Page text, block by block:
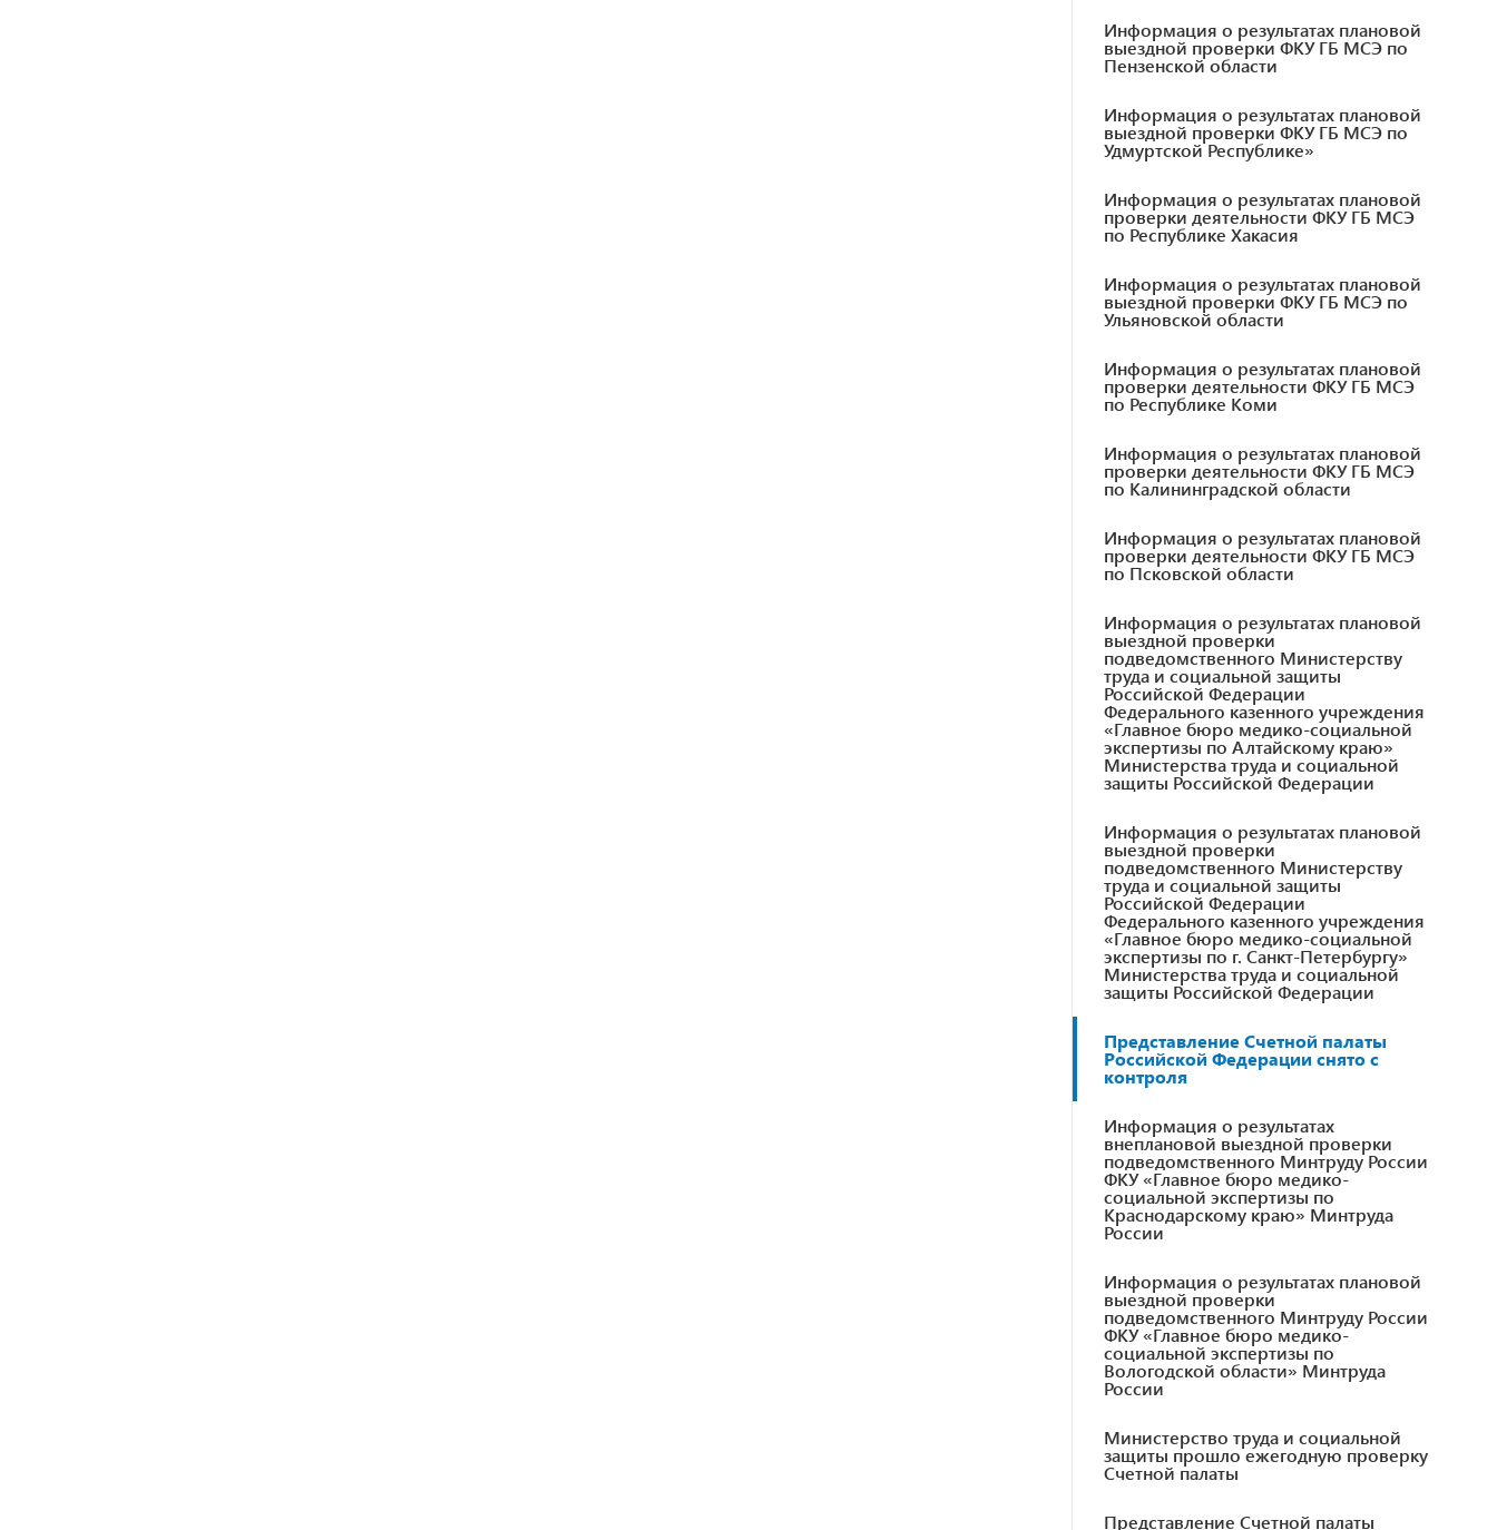
Информация о результатах плановой
выездной проверки ФКУ ГБ МСЭ по
Пензенской области
Информация о результатах плановой
выездной проверки ФКУ ГБ МСЭ по
Удмуртской Республике»
Информация о результатах плановой
проверки деятельности ФКУ ГБ МСЭ
по Республике Хакасия
Информация о результатах плановой
выездной проверки ФКУ ГБ МСЭ по
Ульяновской области
Информация о результатах плановой
проверки деятельности ФКУ ГБ МСЭ
по Республике Коми
Информация о результатах плановой
проверки деятельности ФКУ ГБ МСЭ
по Калининградской области
Информация о результатах плановой
проверки деятельности ФКУ ГБ МСЭ
по Псковской области
Информация о результатах плановой
выездной проверки
подведомственного Министерству
труда и социальной защиты
Российской Федерации
Федерального казенного учреждения
«Главное бюро медико-социальной
экспертизы по Алтайскому краю»
Министерства труда и социальной
защиты Российской Федерации
Информация о результатах плановой
выездной проверки
подведомственного Министерству
труда и социальной защиты
Российской Федерации
Федерального казенного учреждения
«Главное бюро медико-социальной
экспертизы по г. Санкт-Петербургу»
Министерства труда и социальной
защиты Российской Федерации
Представление Счетной палаты
Российской Федерации снято с
контроля
Информация о результатах
внеплановой выездной проверки
подведомственного Минтруду России
ФКУ «Главное бюро медико-
социальной экспертизы по
Краснодарскому краю» Минтруда
России
Информация о результатах плановой
выездной проверки
подведомственного Минтруду России
ФКУ «Главное бюро медико-
социальной экспертизы по
Вологодской области» Минтруда
России
Министерство труда и социальной
защиты прошло ежегодную проверку
Счетной палаты
Представление Счетной палаты